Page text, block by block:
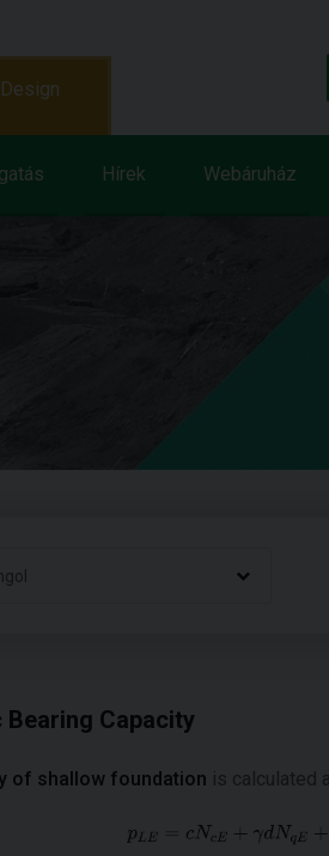
Hírek Webáruház
Capacity
of shallow foundation is calculated